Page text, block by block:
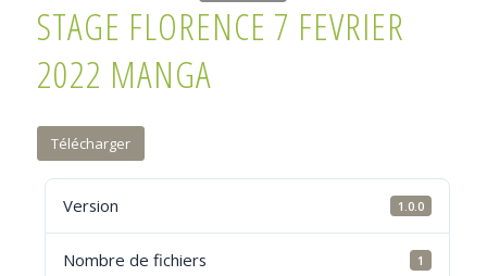
STAGE FLORENCE 7 FEVRIER
2022 MANGA
Télécharger
Version 1.0.0
Nombre de fichiers 1